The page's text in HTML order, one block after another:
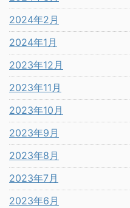
2024年2月
2024年1月
2023年12月
2023年11月
2023年10月
2023年9月
2023年8月
2023年7月
2023年6月